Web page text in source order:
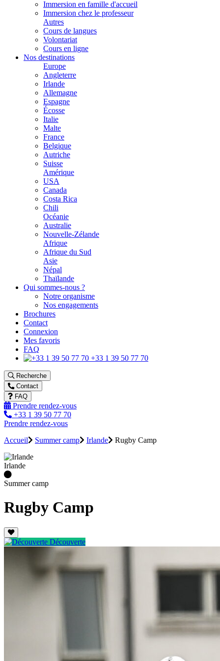
Immersion en famille d'accueil
Immersion chez le professeur
Autres
Cours de langues
Volontariat
Cours en ligne
Nos destinations
Europe
Angleterre
Irlande
Allemagne
Espagne
Écosse
Italie
Malte
France
Belgique
Autriche
Suisse
Amérique
USA
Canada
Costa Rica
Chili
Océanie
Australie
Nouvelle-Zélande
Afrique
Afrique du Sud
Asie
Népal
Thaïlande
Qui sommes-nous ?
Notre organisme
Nos engagements
Brochures
Contact
Connexion
Mes favoris
FAQ
+33 1 39 50 77 70
Recherche
Contact
FAQ
Prendre rendez-vous
+33 1 39 50 77 70
Prendre rendez-vous
Accueil
Summer camp Irlande Rugby Camp
Irlande
Summer camp
Rugby Camp
Découverte